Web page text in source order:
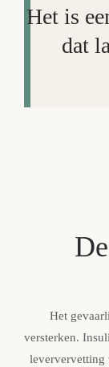
Het is
dat
Het
versterken.
leververvetting